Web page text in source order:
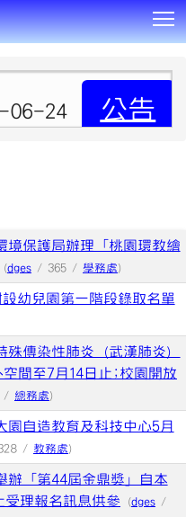
06-24 公告
境保護局辦理「桃園環教繪
(dges / 365 / 學務處)
幼兒園第一階段錄取名單
殊傳染性肺炎（武漢肺炎）
間至7月14日止;校園開放
/ 總務處)
園自造教育及科技中心5月
/ 教務處)
辦「第44屆金鼎獎」自本
受理報名訊息供參
(dges /